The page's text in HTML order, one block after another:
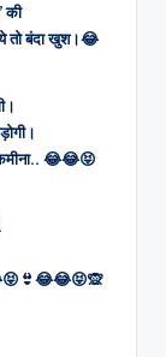
की
तो बंदा खुश।😂
😂😂😝